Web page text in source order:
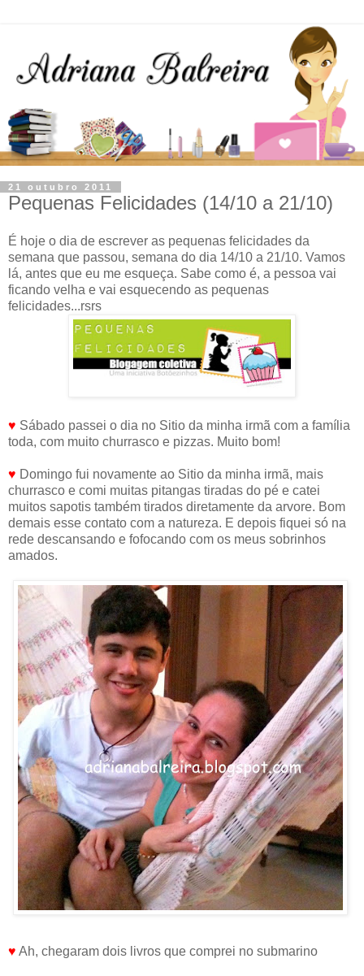
21 outubro 2011
Pequenas Felicidades (14/10 a 21/10)
É hoje o dia de escrever as pequenas felicidades da
semana que passou, semana do dia 14/10 a 21/10. Vamos
lá, antes que eu me esqueça. Sabe como é, a pessoa vai
ficando velha e vai esquecendo as pequenas
felicidades...rsrs
♥ Sábado passei o dia no Sitio da minha irmã com a família
toda, com muito churrasco e pizzas. Muito bom!
♥ Domingo fui novamente ao Sitio da minha irmã, mais
churrasco e comi muitas pitangas tiradas do pé e catei
muitos sapotis também tirados diretamente da arvore. Bom
demais esse contato com a natureza. E depois fiquei só na
rede descansando e fofocando com os meus sobrinhos
amados.
♥ Ah, chegaram dois livros que comprei no submarino